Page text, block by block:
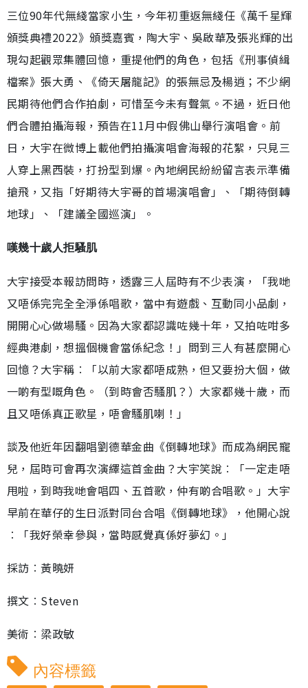
三位90年代無綫當家小生，今年初重返無綫任《萬千星輝
頒獎典禮2022》頒獎嘉賓，陶大宇、吳啟華及張兆輝的出
現勾起觀眾集體回憶，重提他們的角色，包括《刑事偵緝
檔案》張大勇、《倚天屠龍記》的張無忌及楊逍；不少網
民期待他們合作拍劇，可惜至今未有聲氣。不過，近日他
們合體拍攝海報，預告在11月中假佛山舉行演唱會。前
日，大宇在微博上載他們拍攝演唱會海報的花絮，只見三
人穿上黑西裝，打扮型到爆。內地網民紛紛留言表示準備
搶飛，又指「好期待大宇哥的首場演唱會」、「期待倒轉
地球」、「建議全國巡演」。
嘆幾十歲人拒騷肌
大宇接受本報訪問時，透露三人屆時有不少表演，「我哋
又唔係完完全全淨係唱歌，當中有遊戲、互動同小品劇，
開開心心做場騷。因為大家都認識咗幾十年，又拍咗咁多
經典港劇，想搵個機會當係紀念！」問到三人有甚麼開心
回憶？大宇稱︰「以前大家都唔成熟，但又要扮大個，做
一啲有型嘅角色。（到時會否騷肌？）大家都幾十歲，而
且又唔係真正歌星，唔會騷肌喇！」
談及他近年因翻唱劉德華金曲《倒轉地球》而成為網民寵
兒，屆時可會再次演繹這首金曲？大宇笑說︰「一定走唔
甩啦，到時我哋會唱四、五首歌，仲有啲合唱歌。」大宇
早前在華仔的生日派對同台合唱《倒轉地球》，他開心說
︰「我好榮幸參與，當時感覺真係好夢幻。」
採訪︰黃曉妍
撰文︰Steven
美術︰梁政敏
內容標籤